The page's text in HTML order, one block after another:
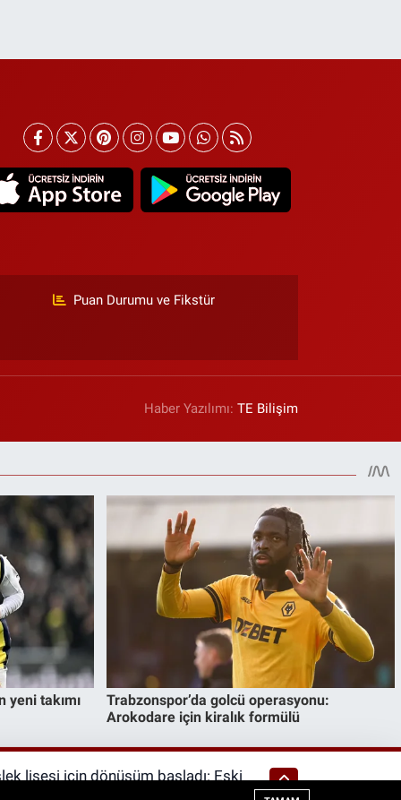
Puan Durumu ve Fikstür
Haber Yazılımı:TE Bilişim
lisesi için dönüşüm başladı: Eski